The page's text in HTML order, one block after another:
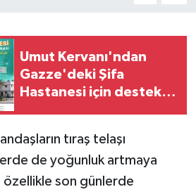
Umut Kervanı'ndan
Gazze'deki Şifa
Hastanesi için destek
tıraş telaşı
de yoğunluk artmaya
özellikle son günlerde